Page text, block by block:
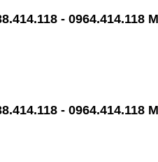
- 0964.414.118 Mail:
- 0964.414.118 Mail: